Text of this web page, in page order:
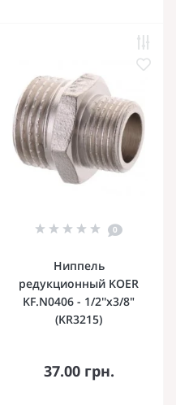
0
Ниппель
редукционный KOER
KF.N0406 - 1/2''x3/8"
(KR3215)
37.00 грн.